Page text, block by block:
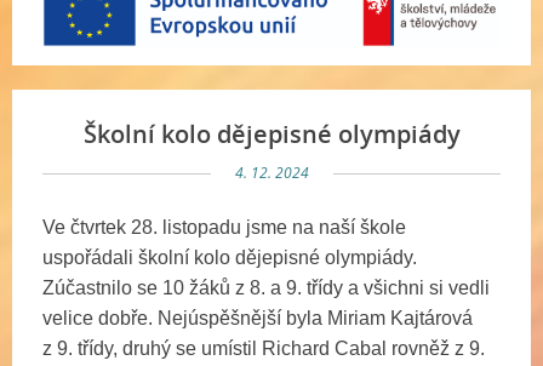
Školní kolo dějepisné olympiády
4. 12. 2024
Ve čtvrtek 28. listopadu jsme na naší škole
uspořádali školní kolo dějepisné olympiády.
Zúčastnilo se 10 žáků z 8. a 9. třídy a všichni si vedli
velice dobře. Nejúspěšnější byla Miriam Kajtárová
z 9. třídy, druhý se umístil Richard Cabal rovněž z 9.